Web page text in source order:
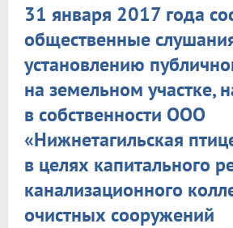
31 января 2017 года
общественные
установлению
на земельном участке,
в собственности ООО
«Нижнетагильская
в целях капитального
канализационного
очистных сооружений